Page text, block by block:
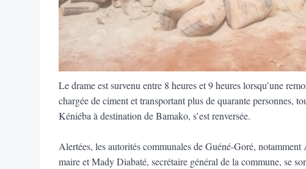
Le drame est survenu entre 8 heures et 9 heures lorsqu’une
chargée de ciment et transportant plus de quarante personnes,
Kéniéba à destination de Bamako, s’est renversée.
Alertées, les autorités communales de Guéné-Goré,
maire et Mady Diabaté, secrétaire général de la commune, se